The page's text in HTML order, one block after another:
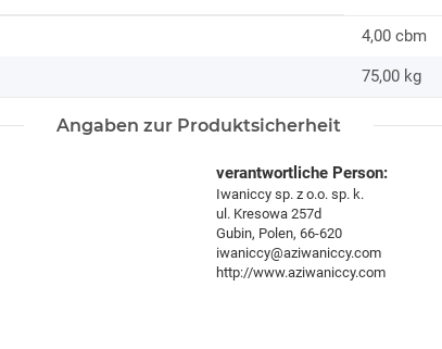
4,00 cbm
75,00 kg
Angaben zur Produktsicherheit
verantwortliche Person:
Iwaniccy sp. z o.o. sp. k.
ul. Kresowa 257d
Gubin, Polen, 66-620
iwaniccy@aziwaniccy.com
http://www.aziwaniccy.com